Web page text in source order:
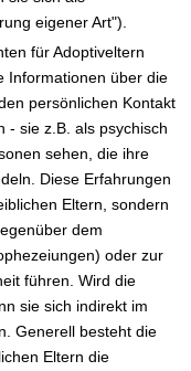
eigener Art").
für Adoptiveltern
Informationen über die
persönlichen Kontakt
- sie z.B. als psychisch
sehen, die ihre
Diese Erfahrungen
Eltern, sondern
dem
oder zur
führen. Wird die
sie sich indirekt im
Generell besteht die
Eltern die